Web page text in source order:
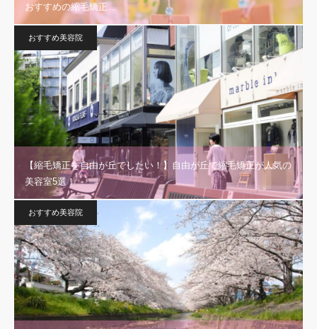
おすすめの縮毛矯正…
おすすめ美容院
【縮毛矯正を自由が丘でしたい！】自由が丘で縮毛矯正が人気の
美容室5選！
おすすめ美容院